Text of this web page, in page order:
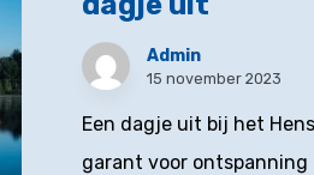
Admin
15 november 2023
Een dagje uit bij het
garant voor ontspanning